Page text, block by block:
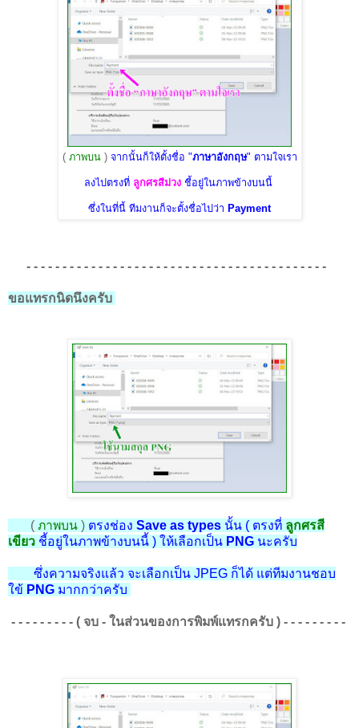
( ภาพบน)จากนั้นก็ให้ตั้งชื่อ "ภาษาอังกฤษ" ตามใจเรา
ลงไปตรงที่ ลูกศรสีม่วงชี้อยู่ในภาพข้างบนนี้
ซึ่งในที่นี้ ทีมงานก็จะตั้งชื่อไปว่า Payment
- - - - - - - - - - - - - - - - - - - - - - - - - - - - - - - - - - - - - - - - - -
ขอแทรกนิดนึงครับ
( ภาพบน ) ตรงช่อง Save as types นั้น ( ตรงที่ ลูกศรสี
เขียว ชี้อยู่ในภาพข้างบนนี้ ) ให้เลือกเป็น PNG นะครับ
ซึ่งความจริงแล้ว จะเลือกเป็น JPEG ก็ได้ แต่ทีมงานชอบ
ใข้ PNG มากกว่าครับ
- - - - - - - - - ( จบ - ในส่วนของการพิมพ์แทรกครับ ) - - - - - - - - -